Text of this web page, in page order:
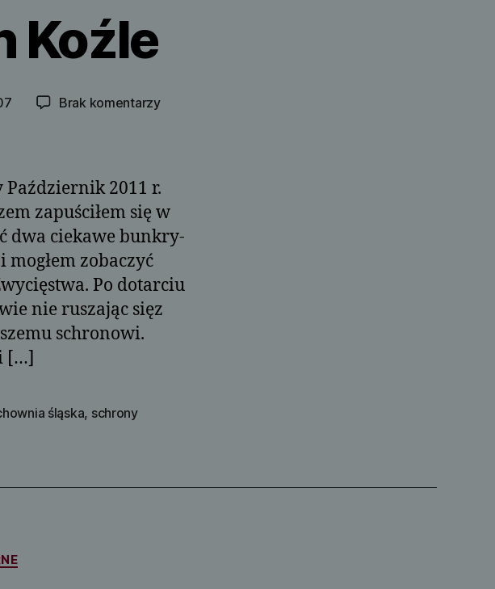
Koźle
Brak komentarzydo
Październik 2011 r.
zapuściłem się w
dwa ciekawe bunkry-
zobaczyć
Po dotarciu
nie ruszając sięz
schronowi.
[…]
śląska, schrony